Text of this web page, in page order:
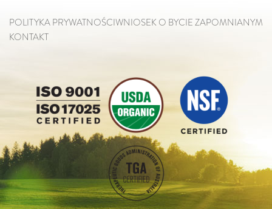
POLITYKA PRYWATNOŚCIWNIOSEK O BYCIE ZAPOMNIANYM
KONTAKT